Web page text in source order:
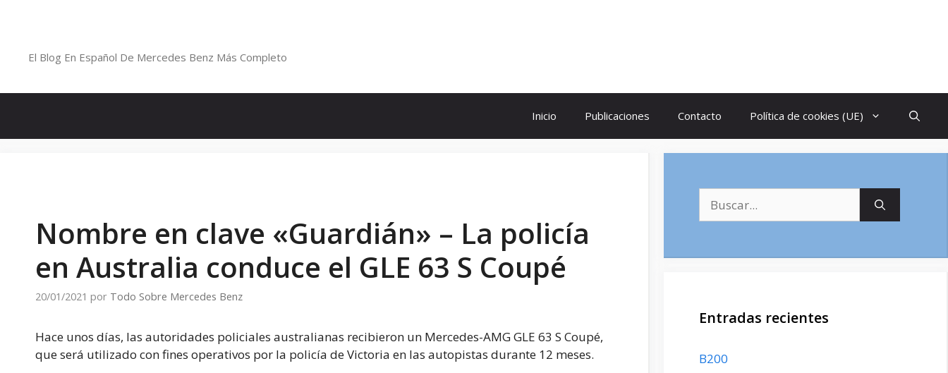
El Blog En Español De Mercedes Benz Más Completo
Inicio Publicaciones Contacto Política de cookies (UE)
Nombre en clave «Guardián» – La policía
en Australia conduce el GLE 63 S Coupé
20/01/2021 por Todo Sobre Mercedes Benz
Hace unos días, las autoridades policiales australianas recibieron un Mercedes-AMG GLE 63 S Coupé,
que será utilizado con fines operativos por la policía de Victoria en las autopistas durante 12 meses.
Entradas recientes
B200